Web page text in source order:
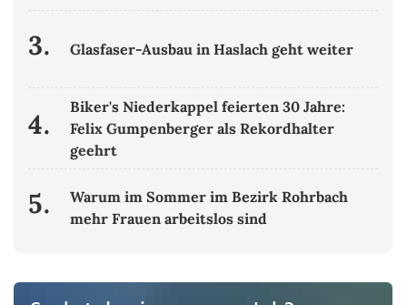
3. Glasfaser-Ausbau in Haslach geht weiter
4.
Biker's Niederkappel feierten 30 Jahre:
Felix Gumpenberger als Rekordhalter
geehrt
5.
Warum im Sommer im Bezirk Rohrbach
mehr Frauen arbeitslos sind